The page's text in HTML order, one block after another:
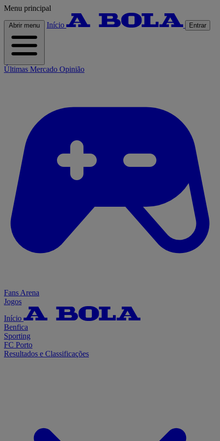
Menu principal
Abrir menu Início Entrar
Últimas Mercado Opinião
Fans Arena
Jogos
Início
Benfica
Sporting
FC Porto
Resultados e Classificações